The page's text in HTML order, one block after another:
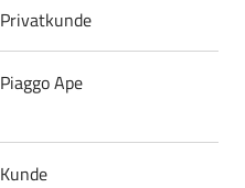
Privatkunde
Piaggo Ape
Kunde